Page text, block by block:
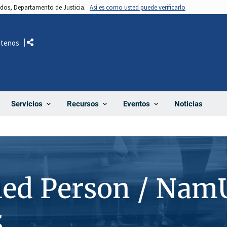
Departamento de Justicia. Así es como usted puede verificarlo
Servicios Recursos Eventos Noticias
Comparte
Person /